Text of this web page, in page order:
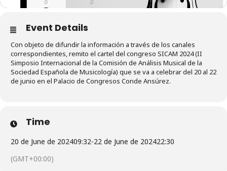
Event Details
Con objeto de difundir la información a través de los canales
correspondientes, remito el cartel del congreso SICAM 2024 (II
Simposio Internacional de la Comisión de Análisis Musical de la
Sociedad Española de Musicología) que se va a celebrar del 20 al 22
de junio en el Palacio de Congresos Conde Ansúrez.
Time
20 de June de 202409:32-22 de June de 202422:30
(GMT+00:00)